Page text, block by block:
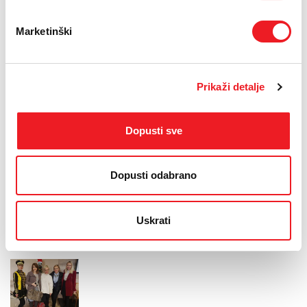
Marketinški
Prikaži detalje
Dopusti sve
Dopusti odabrano
Uskrati
kojoj sudjeluju i PŠK Zrinjski, Plesni studio Mo Stars, PS FLASH
Mostar, Plesni klub Erigo-D, Plesni centar ProDance, Plesni studio
Svi ste dobrodošli. Želim naglasiti kako je HT ERONET ove godine
Lutkarskog kazališta Mostar i podjelu paketića uz Djeda
Božićnjaka djeci Gruda, a isti program planiran je za male
obradovati i štićenike Udruge roditelja i djece s posebnim
potrebama Vedri osmijeh, a članica Uprave HT ERONET-a Gordana
Bilić uručit će i dar HT ERONET-a – televizor, povodom otvaranja
novih prostorija ove udruge i to u srijedu, 20. prosinca u 11 sati.
na cijelu BiH“, kazala je rukovoditeljica Odjela za korporativne
komunikacije HT ERONET-a Misijana Brkić Milinković.